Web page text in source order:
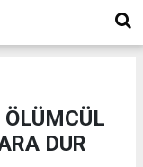
ÖLÜMCÜL
DUR